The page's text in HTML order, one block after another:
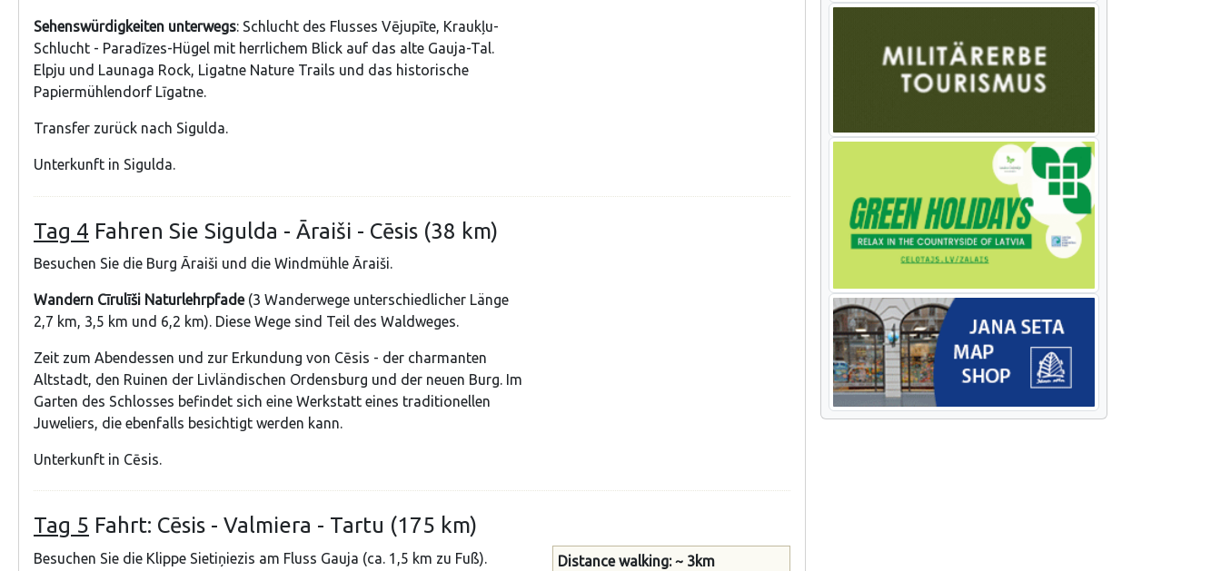
Sehenswürdigkeiten unterwegs: Schlucht des Flusses Vējupīte, Kraukļu-
Schlucht - Paradīzes-Hügel mit herrlichem Blick auf das alte Gauja-Tal.
Elpju und Launaga Rock, Ligatne Nature Trails und das historische
Papiermühlendorf Līgatne.
Transfer zurück nach Sigulda.
Unterkunft in Sigulda.
Tag 4 Fahren Sie Sigulda - Āraiši - Cēsis (38 km)
Besuchen Sie die Burg Āraiši und die Windmühle Āraiši.
Wandern Cīrulīši Naturlehrpfade(3 Wanderwege unterschiedlicher Länge
2,7 km, 3,5 km und 6,2 km). Diese Wege sind Teil des Waldweges.
Zeit zum Abendessen und zur Erkundung von Cēsis - der charmanten
Altstadt, den Ruinen der Livländischen Ordensburg und der neuen Burg. Im
Garten des Schlosses befindet sich eine Werkstatt eines traditionellen
Juweliers, die ebenfalls besichtigt werden kann.
Unterkunft in Cēsis.
Tag 5 Fahrt: Cēsis - Valmiera - Tartu (175 km)
Besuchen Sie die Klippe Sietiņiezis am Fluss Gauja (ca. 1,5 km zu Fuß). Distance walking: ~ 3km